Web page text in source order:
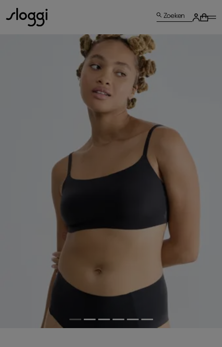
Zoeken